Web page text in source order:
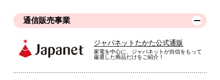
通信販売事業
ジャパネットたかた公式通販
家電を中心に、ジャパネットが自信をもって
厳選した商品だけをご紹介！